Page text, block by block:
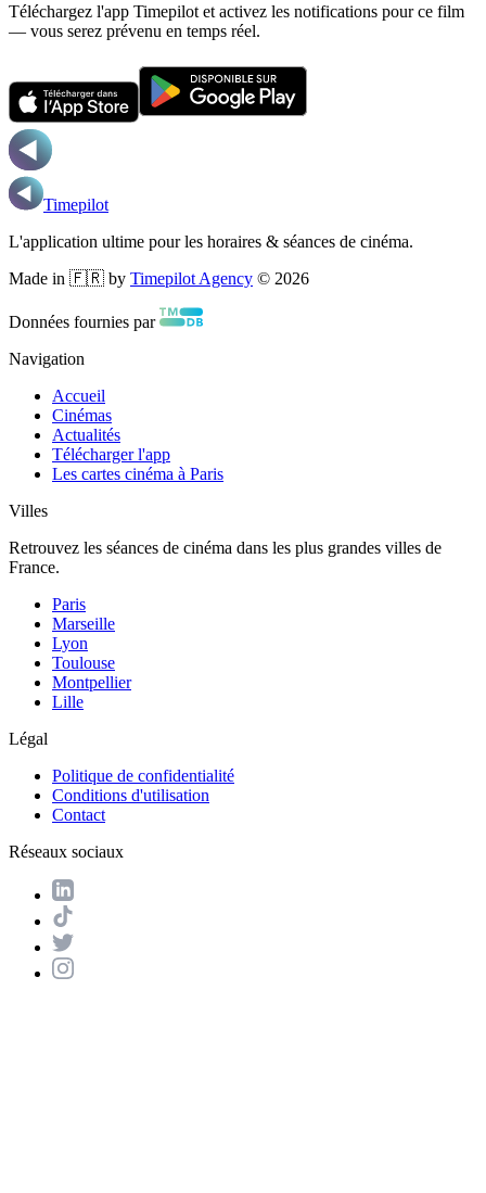
Téléchargez l'app Timepilot et activez les notifications pour ce film
— vous serez prévenu en temps réel.
Timepilot
L'application ultime pour les horaires & séances de cinéma.
Made in 🇫🇷 by Timepilot Agency © 2026
Données fournies par
Navigation
Accueil
Cinémas
Actualités
Télécharger l'app
Les cartes cinéma à Paris
Villes
Retrouvez les séances de cinéma dans les plus grandes villes de
France.
Paris
Marseille
Lyon
Toulouse
Montpellier
Lille
Légal
Politique de confidentialité
Conditions d'utilisation
Contact
Réseaux sociaux